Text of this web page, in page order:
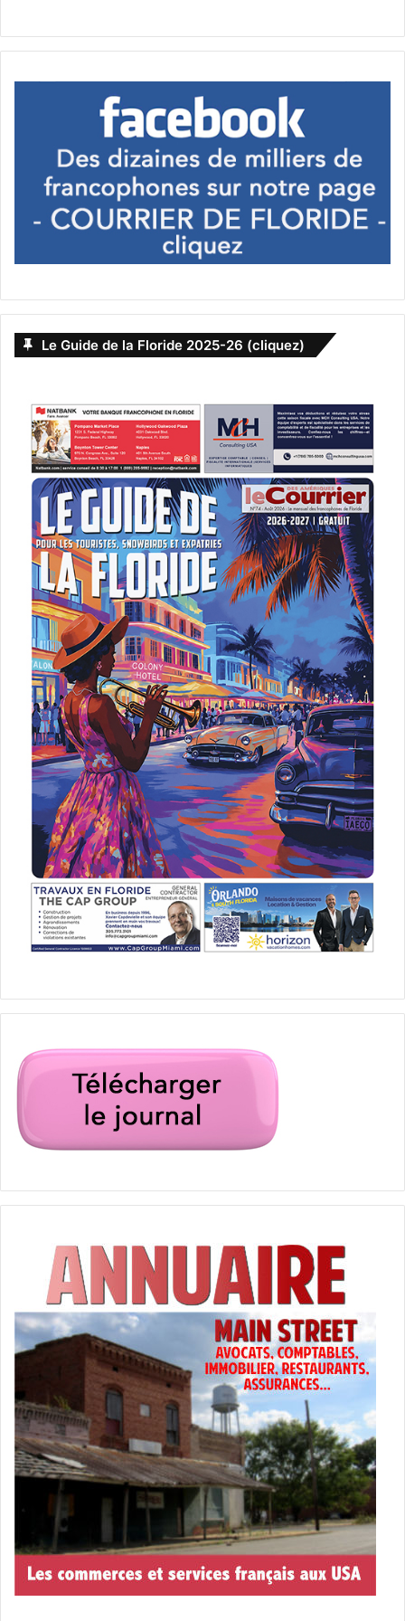
Mise à jour à 20h30 :Sans surprise, Hillary Clinton
Etats, mais Donald Trump domine les scores national avec
4,5% d’avance sur Mme Clinton. Les décomptes en Floride
prennent du retard et mettent les Etats-Unis au bord de la
crise de nerf. Si Trump confirme son avance en Floride et
au Texas, les résultats seront extrêmement serrés.
Mise à jour à 20h30 :les résultats sont plus serrés que
jamais. Trump emporte sans surprise l’Alabama et la
dans le Texas, Hillary Clinton est en tête. Les candidats
sont à égalité en Floride à 90% des résultats publiés.
qui reste fidèle aux Démocrates. Pour le moment en
nombre de délégués Hillary Clinton est en tête avec 44
contre 31 délégués pour Donald Trump. Mais le candidat
républicain à 3% d’avance au niveau national.
Mise à jour à 19h30 :A 30% dépouillés en Floride, Hillary
Clinton est passée devant Donald Trump de 2 points.
Hillary Clinton remporte le Vermont. Donald Tump gagne
la Virginie Occidentale.
Mise à jour à 19h10 :Sur les 10 premiers pour-cents
dépouillés en Floride, Donald Trump fait le double de voix
qu’Hillary Clinton. Le candidat républicain est pour le
moment (et provisoirement) en tête de l’élection.
Rand Paul est réélu sénateur. Marco Rubio très
confortablement en tête.
Mise à jour à 19h : Donald Trump remporte les deux
premiers Etats : le Kentucky et l’Indiana. Ce n’est pas une
surprise, mais les premiers sondages dépouillés le sont :
le candidat républicain à au moins 10 points d’avance sur
les sondages. Dans ces deux Etats, son score (provisoire)
est le double de celui de Mme Clinton.
Breaking news : 1 mort et trois blessésprès d’un bureau
Mise à jour à 18h :
Les premiers bureaux de votes ferment
sur la côte est. Selon un sondage de CNN, 60% des
Américains se déclarent peu contents des candidats pour
lesquels ils ont eu à voter.
style= »3″]
[ot-video type= »youtube »
url= »https://youtu.be/BUFKNplahvw »]
[spacer color= »0061C2″ icon= »fa-arrow-circle-o-right »
Les résultats connus à l’avance ?
Les sites internetVice Newset Slateavaient annoncé
qu’ils allaient donner avant tout le monde des résultats
importants, mais ça ne semble pas avoir fonctionné du
[spacer color= »0061C2″ icon= »fa-arrow-circle-o-right »
style= »3″]
Le Guide de la Floride 2025-26 (cliquez)